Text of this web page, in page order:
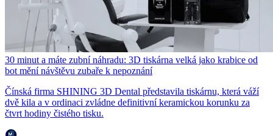
30 minut a máte zubní náhradu: 3D tiskárna velká jako krabice od
bot mění návštěvu zubaře k nepoznání
Čínská firma SHINING 3D Dental představila tiskárnu, která váží
dvě kila a v ordinaci zvládne definitivní keramickou korunku za
čtvrt hodiny čistého tisku.